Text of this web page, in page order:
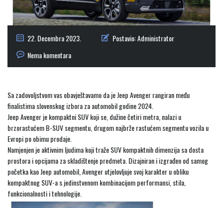
22. Decembra 2023. Postavio:Administrator
Nema komentara
Sa zadovoljstvom vas obavještavamo da je Jeep Avenger rangiran među
finalistima slovenskog izbora za automobil godine 2024.
Jeep Avenger je kompaktni SUV koji se, dužine četiri metra, nalazi u
brzorastućem B-SUV segmentu, drugom najbrže rastućem segmentu vozila u
Evropi po obimu prodaje.
Namjenjen je aktivnim ljudima koji traže SUV kompaktnih dimenzija sa dosta
prostora i opcijama za skladištenje predmeta. Dizajniran i izgrađen od samog
početka kao Jeep automobil, Avenger utjelovljuje svoj karakter u obliku
kompaktnog SUV-a s jedinstvenom kombinacijom performansi, stila,
funkcionalnosti i tehnologije.